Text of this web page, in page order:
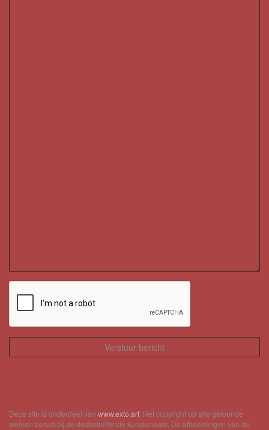
Deze site is onderdeel van www.exto.art . Het copyright op alle getoonde
werken berust bij de desbetreffende kunstenaars. De afbeeldingen van de